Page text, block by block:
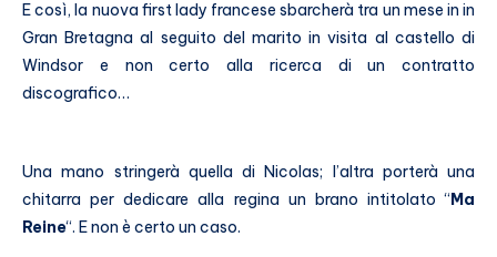
E così, la nuova first lady francese sbarcherà tra un mese in in
Gran Bretagna al seguito del marito in visita al castello di
Windsor e non certo alla ricerca di un contratto
discografico…
Una mano stringerà quella di Nicolas; l’altra porterà una
chitarra per dedicare alla regina un brano intitolato “Ma
Reine“. E non è certo un caso.